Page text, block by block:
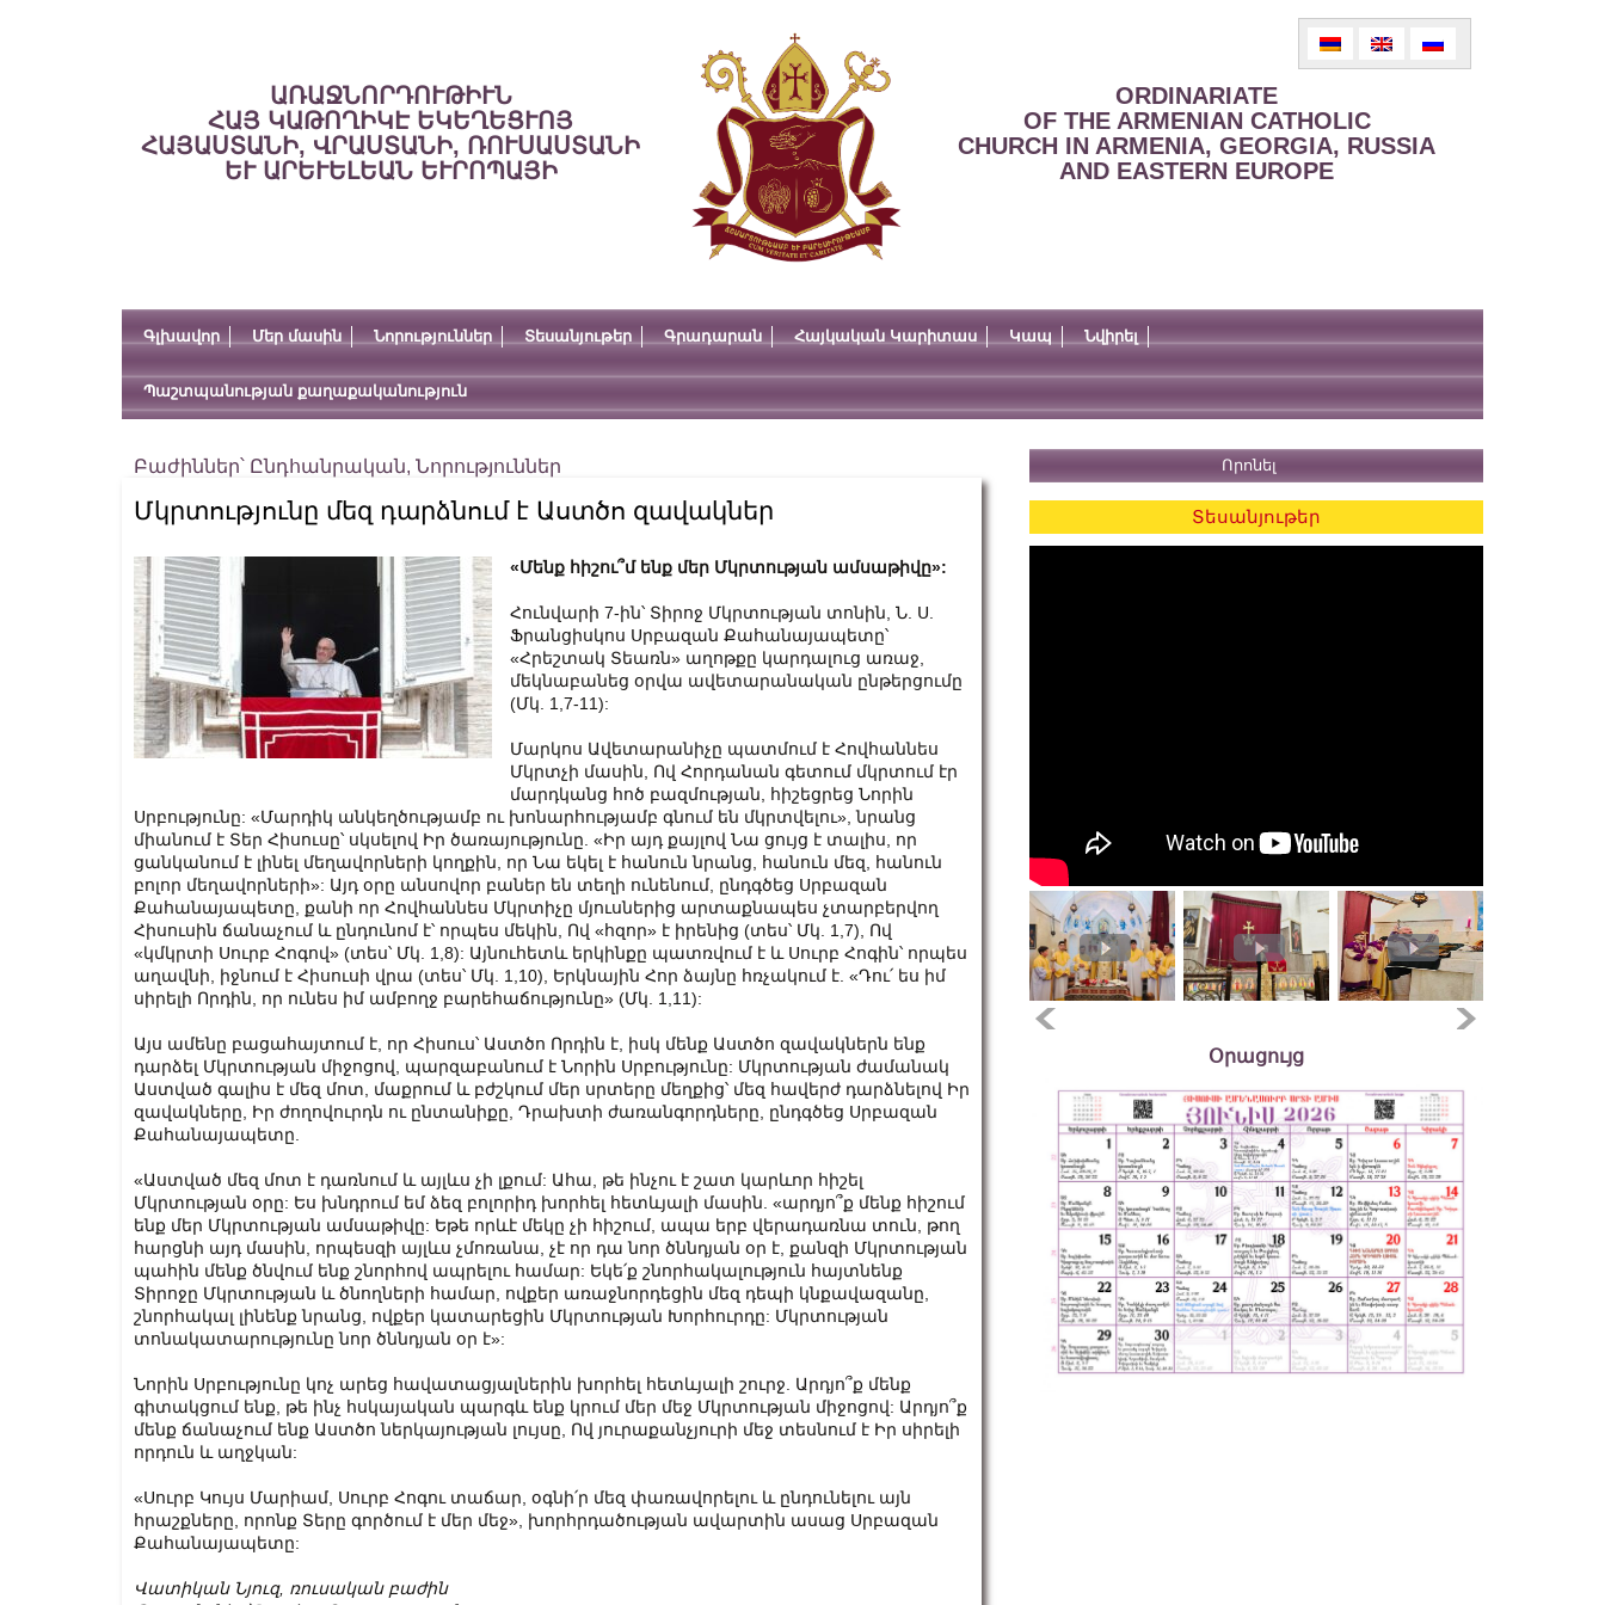
ԱՌԱՋՆՈՐԴՈՒԹԻՒՆ
ՀԱՅ ԿԱԹՈՂԻԿԷ ԵԿԵՂԵՑՒՈՅ
ՀԱՅԱՍՏԱՆԻ, ՎՐԱՍՏԱՆԻ, ՌՈՒՍԱՍՏԱՆԻ
ԵՒ ԱՐԵՒԵԼԵԱՆ ԵՒՐՈՊԱՅԻ
ORDINARIATE
OF THE ARMENIAN CATHOLIC
CHURCH IN ARMENIA, GEORGIA, RUSSIA
AND EASTERN EUROPE
Գլխավոր Մեր մասին Նորություններ Տեսանյութեր Գրադարան Հայկական Կարիտաս Կապ Նվիրել
Պաշտպանության քաղաքականություն
Բաժիններ՝ Ընդհանրական, Նորություններ
Մկրտությունը մեզ դարձնում է Աստծո զավակներ
«Մենք հիշու՞մ ենք մեր Մկրտության ամսաթիվը»:
Հունվարի 7-ին՝ Տիրոջ Մկրտության տոնին, Ն. Ս.
Ֆրանցիսկոս Սրբազան Քահանայապետը՝
«Հրեշտակ Տեառն» աղոթքը կարդալուց առաջ,
մեկնաբանեց օրվա ավետարանական ընթերցումը
(Մկ. 1,7-11):
Մարկոս Ավետարանիչը պատմում է Հովհաննես
Մկրտչի մասին, Ով Հորդանան գետում մկրտում էր
մարդկանց հոծ բազմության, հիշեցրեց Նորին
Սրբությունը: «Մարդիկ անկեղծությամբ ու խոնարհությամբ գնում են մկրտվելու», նրանց
միանում է Տեր Հիսուսը՝ սկսելով Իր ծառայությունը. «Իր այդ քայլով Նա ցույց է տալիս, որ
ցանկանում է լինել մեղավորների կողքին, որ Նա եկել է հանուն նրանց, հանուն մեզ, հանուն
բոլոր մեղավորների»: Այդ օրը անսովոր բաներ են տեղի ունենում, ընդգծեց Սրբազան
Քահանայապետը, քանի որ Հովհաննես Մկրտիչը մյուսներից արտաքնապես չտարբերվող
Հիսուսին ճանաչում և ընդունոմ է՝ որպես մեկին, Ով «հզոր» է իրենից (տես՝ Մկ. 1,7), Ով
«կմկրտի Սուրբ Հոգով» (տես՝ Մկ. 1,8): Այնուհետև երկինքը պատռվում է և Սուրբ Հոգին՝ որպես
աղավնի, իջնում է Հիսուսի վրա (տես՝ Մկ. 1,10), Երկնային Հոր ձայնը հռչակում է. «Դու՛ ես իմ
սիրելի Որդին, որ ունես իմ ամբողջ բարեհաճությունը» (Մկ. 1,11):
Այս ամենը բացահայտում է, որ Հիսուս՝ Աստծո Որդին է, իսկ մենք Աստծո զավակներն ենք
դարձել Մկրտության միջոցով, պարզաբանում է Նորին Սրբությունը: Մկրտության ժամանակ
Աստված գալիս է մեզ մոտ, մաքրում և բժշկում մեր սրտերը մեղքից՝ մեզ հավերժ դարձնելով Իր
զավակները, Իր ժողովուրդն ու ընտանիքը, Դրախտի ժառանգորդները, ընդգծեց Սրբազան
Քահանայապետը.
«Աստված մեզ մոտ է դառնում և այլևս չի լքում: Ահա, թե ինչու է շատ կարևոր հիշել
Մկրտության օրը: Ես խնդրում եմ ձեզ բոլորիդ խորհել հետևյալի մասին. «արդյո՞ք մենք հիշում
ենք մեր Մկրտության ամսաթիվը: Եթե որևէ մեկը չի հիշում, ապա երբ վերադառնա տուն, թող
հարցնի այդ մասին, որպեսզի այլևս չմոռանա, չէ որ դա նոր ծննդյան օր է, քանզի Մկրտության
պահին մենք ծնվում ենք շնորհով ապրելու համար: Եկե՛ք շնորհակալություն հայտնենք
Տիրոջը Մկրտության և ծնողների համար, ովքեր առաջնորդեցին մեզ դեպի կնքավազանը,
շնորհակալ լինենք նրանց, ովքեր կատարեցին Մկրտության Խորհուրդը: Մկրտության
տոնակատարությունը նոր ծննդյան օր է»:
Նորին Սրբությունը կոչ արեց հավատացյալներին խորհել հետևյալի շուրջ. Արդյո՞ք մենք
գիտակցում ենք, թե ինչ հսկայական պարգև ենք կրում մեր մեջ Մկրտության միջոցով: Արդյո՞ք
մենք ճանաչում ենք Աստծո ներկայության լույսը, Ով յուրաքանչյուրի մեջ տեսնում է Իր սիրելի
որդուն և աղջկան:
«Սուրբ Կույս Մարիամ, Սուրբ Հոգու տաճար, օգնի՛ր մեզ փառավորելու և ընդունելու այն
հրաշքները, որոնք Տերը գործում է մեր մեջ», խորհրդածության ավարտին ասաց Սրբազան
Քահանայապետը:
Վատիկան Նյուզ, ռուսական բաժին
Տեսանյութեր
Օրացույց